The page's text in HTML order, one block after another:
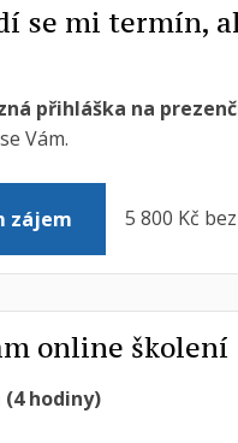
se mi termín,
přihláška na
Vám.
zájem 5 800 Kč
online školení
(4 hodiny)